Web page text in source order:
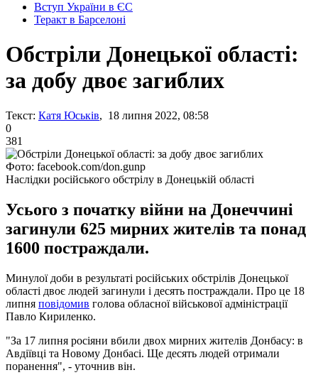
Вступ України в ЄС
Теракт в Барселоні
Обстріли Донецької області:
за добу двоє загиблих
Текст: Катя Юськів, 18 липня 2022, 08:58
0
381
Фото: facebook.com/don.gunp
Наслідки російського обстрілу в Донецькій області
Усього з початку війни на Донеччині
загинули 625 мирних жителів та понад
1600 постраждали.
Минулої доби в результаті російських обстрілів Донецької
області двоє людей загинули і десять постраждали. Про це 18
липня повідомив голова обласної військової адміністрації
Павло Кириленко.
"За 17 липня росіяни вбили двох мирних жителів Донбасу: в
Авдіївці та Новому Донбасі. Ще десять людей отримали
поранення", - уточнив він.